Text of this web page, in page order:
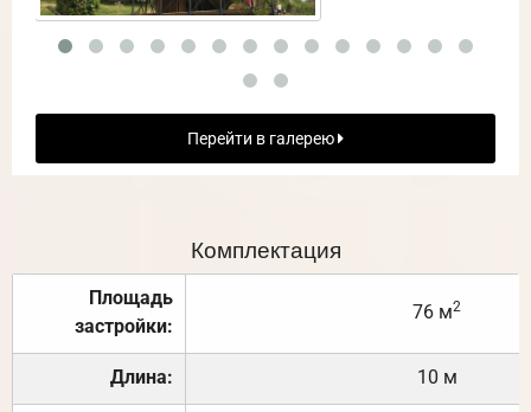
Перейти в галерею
Комплектация
Площадь
застройки:
76 м2
Длина: 10 м